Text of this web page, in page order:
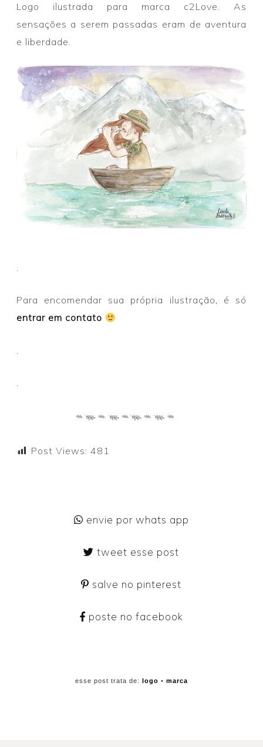
Logo ilustrada para marca c2Love. As
sensações a serem passadas eram de aventura
e liberdade.
Para encomendar sua própria ilustração, é só
entrar em contato
.
Post Views: 481
envie por whats app
tweet esse post
salve no pinterest
poste no facebook
esse post trata de: logo • marca